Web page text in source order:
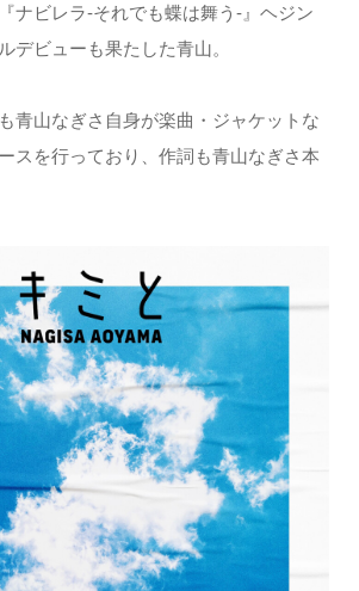
ナビレラ-それでも蝶は舞う-』ヘジン
デビューも果たした青山。
青山なぎさ自身が楽曲・ジャケットな
スを行っており、作詞も青山なぎさ本